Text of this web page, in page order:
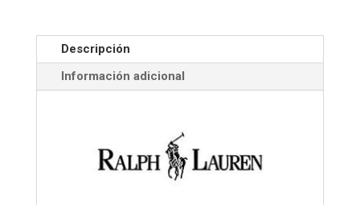
Descripción
Información adicional